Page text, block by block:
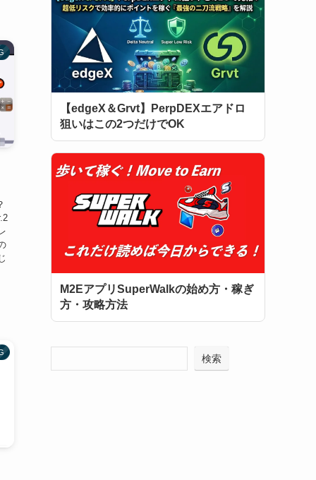
【edgeX＆Grvt】PerpDEXエアドロ
狙いはこの2つだけでOK
M2EアプリSuperWalkの始め方・稼ぎ
方・攻略方法
検索